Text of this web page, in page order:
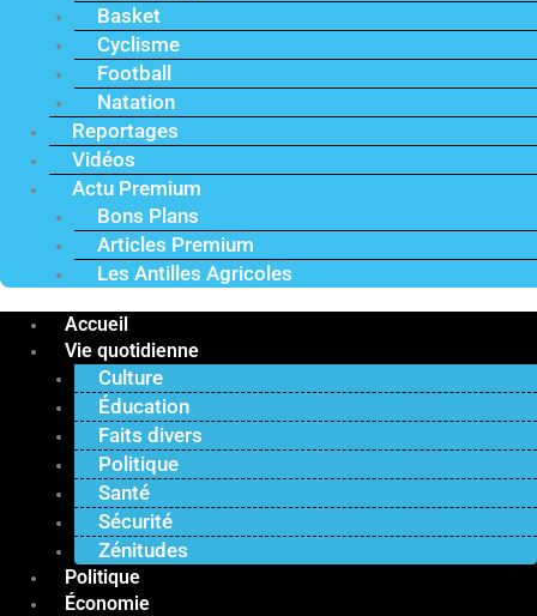
Basket
Cyclisme
Football
Natation
Reportages
Vidéos
Actu Premium
Bons Plans
Articles Premium
Les Antilles Agricoles
Accueil
Vie quotidienne
Culture
Éducation
Faits divers
Politique
Santé
Sécurité
Zénitudes
Politique
Économie